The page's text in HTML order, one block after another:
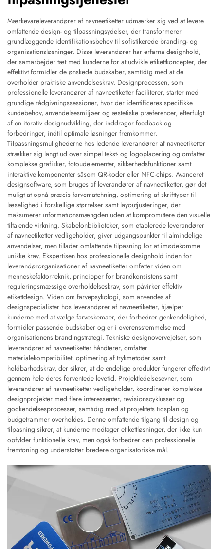
Mærkevareleverandører af navneetiketter udmærker sig ved at levere
omfattende design- og tilpassningsydelser, der transformerer
grundlæggende identifikationsbehov til sofistikerede branding- og
organisationsløsninger. Disse leverandører har erfarna designhold,
der samarbejder tæt med kunderne for at udvikle etikettkoncepter, der
effektivt formidler de ønskede budskaber, samtidig med at de
overholder praktiske anvendelseskrav. Designprocessen, som
professionelle leverandører af navneetiketter faciliterer, starter med
grundige rådgivningssessioner, hvor der identificeres specifikke
kundebehov, anvendelsesmiljøer og æstetiske præferencer, efterfulgt
af en iterativ designudvikling, der inddrager feedback og
forbedringer, indtil optimale løsninger fremkommer.
Tilpassningsmulighederne hos ledende leverandører af navneetiketter
strækker sig langt ud over simpel tekst- og logoplacering og omfatter
komplekse grafikker, fotoudelementer, sikkerhedsfunktioner samt
interaktive komponenter såsom QR-koder eller NFC-chips. Avanceret
designsoftware, som bruges af leverandører af navneetiketter, gør det
muligt at opnå præcis farvematchning, optimering af skrifttyper til
læselighed i forskellige størrelser samt layoutjusteringer, der
maksimerer informationsmængden uden at kompromittere den visuelle
tiltalende virkning. Skabelonbiblioteker, som etablerede leverandører
af navneetiketter vedligeholder, giver udgangspunkter til almindelige
anvendelser, men tillader omfattende tilpasning for at imødekomme
unikke krav. Ekspertisen hos professionelle designhold inden for
leverandørorganisationer af navneetiketter omfatter viden om
menneskefaktor-teknik, principper for brandkonsistens samt
reguleringsmæssige overholdelseskrav, som påvirker effektiv
etikettdesign. Viden om farvepsykologi, som anvendes af
designspecialister hos leverandører af navneetiketter, hjælper
kunderne med at vælge farveskemaer, der forbedrer genkendelighed,
formidler passende budskaber og er i overensstemmelse med
organisationens brandingstrategi. Tekniske designovervejelser, som
leverandører af navneetiketter håndterer, omfatter
materialekompatibilitet, optimering af trykmetoder samt
holdbarhedskrav, der sikrer, at de endelige produkter fungerer effektivt
gennem hele deres forventede levetid. Projektledelsesevner, som
leverandører af navneetiketter vedligeholder, koordinerer komplekse
designprojekter med flere interessenter, revisionscyklusser og
godkendelsesprocesser, samtidig med at projektets tidsplan og
budgetrammer overholdes. Denne omfattende tilgang til design og
tilpasning sikrer, at kunderne modtager etikettløsninger, der ikke kun
opfylder funktionelle krav, men også forbedrer den professionelle
fremtoning og understøtter bredere organisatoriske mål.